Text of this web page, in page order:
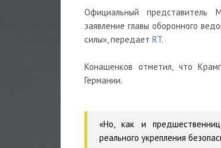
Официальный представитель
заявление главы оборонного
силы», передает RT.
Конашенков отметил, что
Германии.
«Но, как и
реального укрепления